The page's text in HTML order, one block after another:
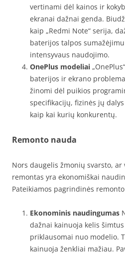
vertinami dėl kainos ir
ekranai dažnai genda.
kaip „Redmi Note“ serija,
baterijos talpos
intensyvaus naudojimo.
OnePlus modeliai
baterijos ir ekrano
žinomi dėl puikios
specifikacijų, fizinės jų
kaip kai kurių konkurentų.
Remonto nauda
Nors daugelis žmonių svarsto,
remontas yra ekonomiškai
Pateikiamos pagrindinės
Ekonominis naudingumas
dažnai kainuoja kelis
priklausomai nuo modelio.
kainuoja ženkliai mažiau.